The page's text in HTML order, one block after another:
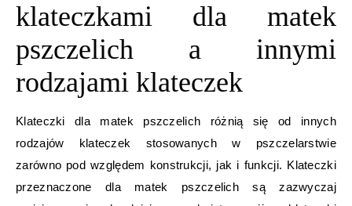
klateczkami dla matek
pszczelich a innymi
rodzajami klateczek
Klateczki dla matek pszczelich różnią się od innych
rodzajów klateczek stosowanych w pszczelarstwie
zarówno pod względem konstrukcji, jak i funkcji. Klateczki
przeznaczone dla matek pszczelich są zazwyczaj